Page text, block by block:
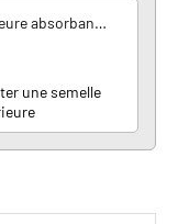
une semelle